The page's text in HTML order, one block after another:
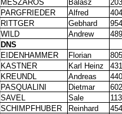
MESZAROS
Balasz
PARGFRIEDER
Alfred
RITTGER
Gebhard
WILD
Andrew
DNS
EIDENHAMMER
Florian
KASTNER
Karl Heinz
KREUNDL
Andreas
PASQUALINI
Dietmar
SAVEL
Sale
SCHIMPFHUBER
Reinhard